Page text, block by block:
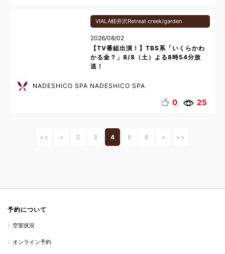
VIALA軽井沢Retreat creek/garden
2026/08/02
【TV番組出演！】TBS系「いくらかわ
かる金？」8/8（土）よる8時54分放
送！
NADESHICO SPA NADESHICO SPA
0 25
<< < 2 3 4 5 6 > >>
予約について
空室状況
オンライン予約